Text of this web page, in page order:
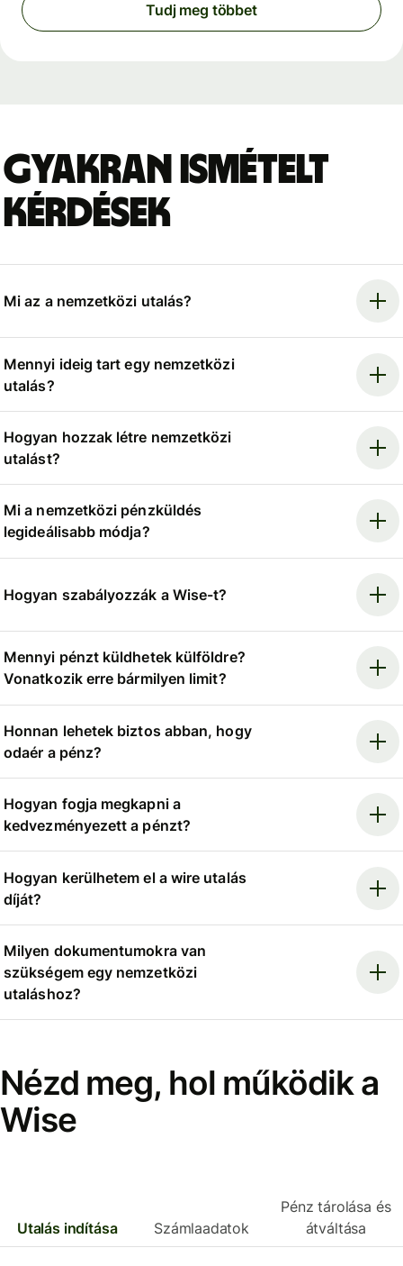
Tudj meg többet
Gyakran ismételt
kérdések
Mi az a nemzetközi utalás?
Mennyi ideig tart egy nemzetközi
utalás?
Hogyan hozzak létre nemzetközi
utalást?
Mi a nemzetközi pénzküldés
legideálisabb módja?
Hogyan szabályozzák a Wise-t?
Mennyi pénzt küldhetek külföldre?
Vonatkozik erre bármilyen limit?
Honnan lehetek biztos abban, hogy
odaér a pénz?
Hogyan fogja megkapni a
kedvezményezett a pénzt?
Hogyan kerülhetem el a wire utalás
díját?
Milyen dokumentumokra van
szükségem egy nemzetközi
utaláshoz?
Nézd meg, hol működik a
Wise
Utalás indítása Számlaadatok
Pénz tárolása és
átváltása